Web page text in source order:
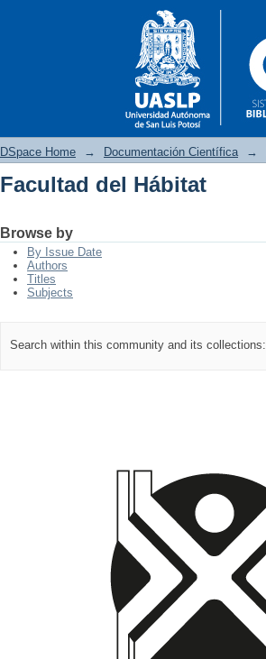
DSpace Home → Documentación Científica →
Facultad del Hábitat
Browse by
By Issue Date
Authors
Titles
Subjects
Search within this community and its collections: